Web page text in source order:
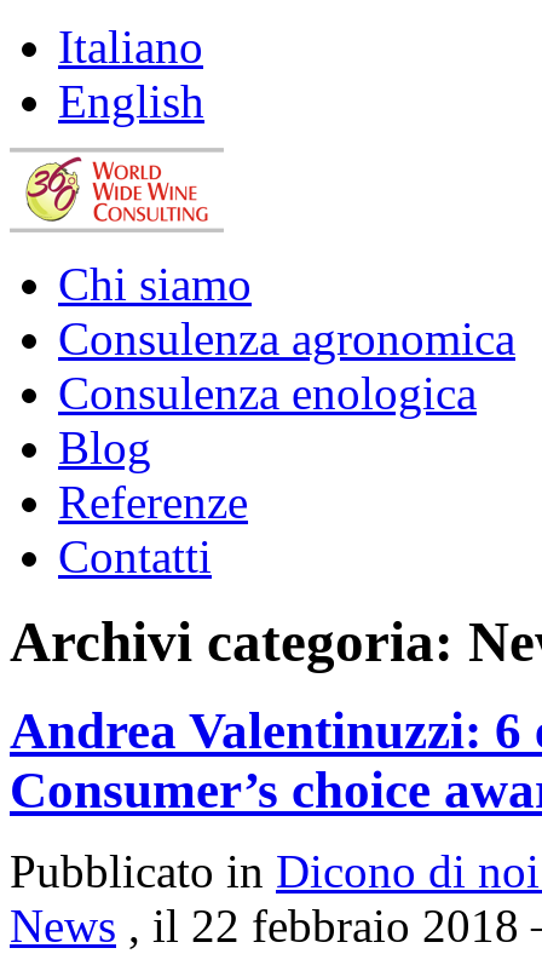
Italiano
English
Chi siamo
Consulenza agronomica
Consulenza enologica
Blog
Referenze
Contatti
Archivi categoria:
Andrea Valentinuzzi: 6
Consumer’s choice
Pubblicato in Dicono di noi
News , il 22 febbraio 2018